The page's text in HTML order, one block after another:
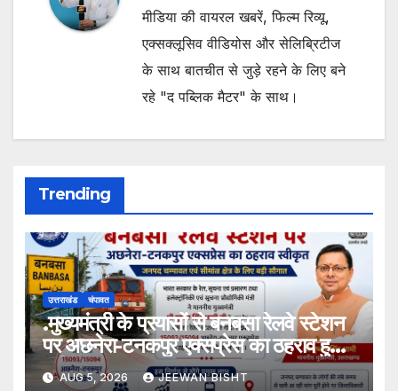
मीडिया की वायरल खबरें, फिल्म रिव्यू,
एक्सक्लूसिव वीडियोस और सेलिब्रिटीज
के साथ बातचीत से जुड़े रहने के लिए बने
रहे "द पब्लिक मैटर" के साथ।
Trending
उत्तराखंड चंपावत
.मुख्यमंत्री के प्रयासों से बनबसा रेलवे स्टेशन
पर अछनेरा-टनकपुर एक्सप्रेस का ठहराव हुआ
स्वीकृत
AUG 5, 2026 JEEWAN BISHT